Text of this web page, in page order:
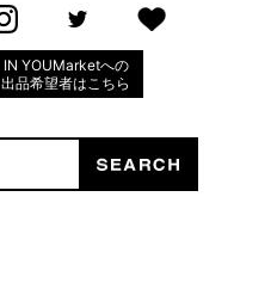
IN YOUMarketへの
出品希望者はこちら